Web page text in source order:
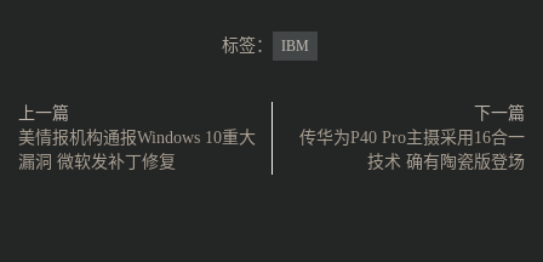
标签： IBM
上一篇
美情报机构通报Windows 10重大
漏洞 微软发补丁修复
下一篇
传华为P40 Pro主摄采用16合一
技术 确有陶瓷版登场